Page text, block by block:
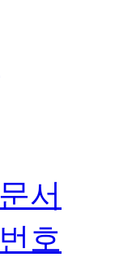
서
호